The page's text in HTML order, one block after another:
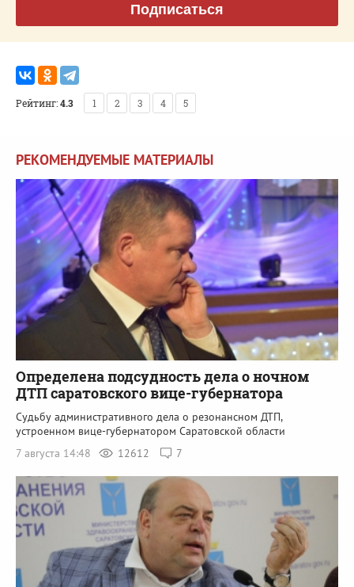
Подписаться
Рейтинг:4.3 1 2 3 4 5
РЕКОМЕНДУЕМЫЕ МАТЕРИАЛЫ
Определена подсудность дела о ночном
ДТП саратовского вице-губернатора
Судьбу административного дела о резонансном ДТП,
устроенном вице-губернатором Саратовской области
7 августа 14:48
12612 7